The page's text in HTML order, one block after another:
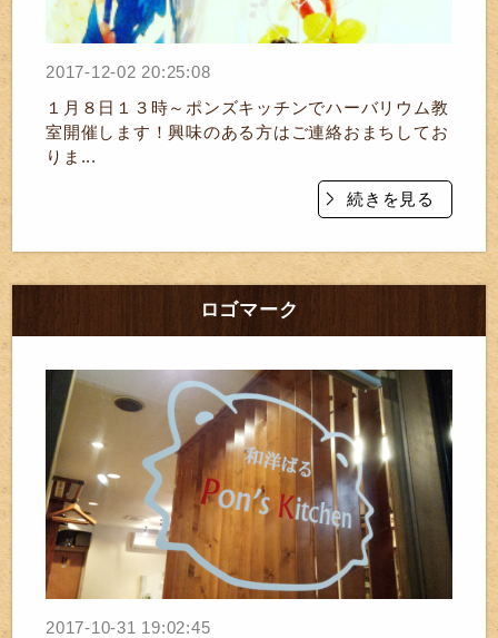
2017-12-02 20:25:08
１月８日１３時～ポンズキッチンでハーバリウム教
室開催します！興味のある方はご連絡おまちしてお
りま...
続きを見る
ロゴマーク
2017-10-31 19:02:45